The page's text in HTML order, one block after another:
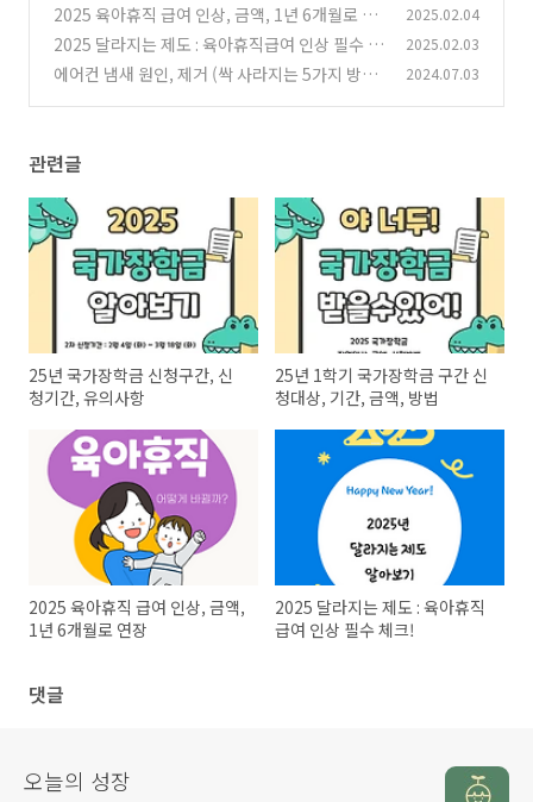
액, 방법 (0)
2025 육아휴직 급여 인상, 금액, 1년 6개월로 연
장 (0)
2025.02.04
2025 달라지는 제도 : 육아휴직급여 인상 필수 체
크!
(0)
2025.02.03
에어컨 냄새 원인, 제거 (싹 사라지는 5가지 방법) 2024.07.03
관련글
25년 국가장학금 신청구간, 신
청기간, 유의사항
25년 1학기 국가장학금 구간 신
청대상, 기간, 금액, 방법
2025 육아휴직 급여 인상, 금액,
1년 6개월로 연장
2025 달라지는 제도 : 육아휴직
급여 인상 필수 체크!
댓글
오늘의 성장